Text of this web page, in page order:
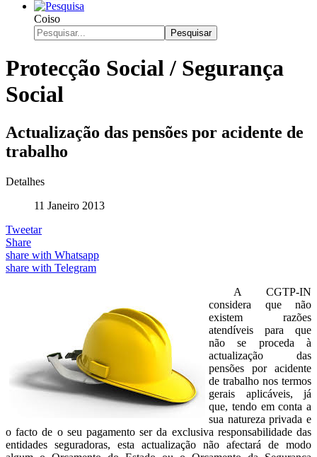
Coiso
Pesquisar
Protecção Social / Segurança
Social
Actualização das pensões por acidente de
trabalho
Detalhes
11 Janeiro 2013
Tweetar
Share
share with Whatsapp
share with Telegram
A CGTP-IN
considera que não
existem razões
atendíveis para que
não se proceda à
actualização das
pensões por acidente
de trabalho nos termos
gerais aplicáveis, já
que, tendo em conta a
sua natureza privada e
o facto de o seu pagamento ser da exclusiva responsabilidade das
entidades seguradoras, esta actualização não afectará de modo